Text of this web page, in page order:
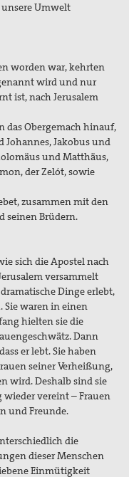
Umwelt
worden war, kehrten
wird und nur
ist, nach Jerusalem
das Obergemach hinauf,
Jakobus und
und Matthäus,
der Zelót, sowie
zusammen mit den
seinen Brüdern.
sich die Apostel nach
versammelt
Dinge erlebt,
Sie waren in einen
hielten sie die
Dann
er lebt. Sie haben
seiner Verheißung,
wird. Deshalb sind sie
vereint – Frauen
und Freunde.
die
dieser Menschen
Einmütigkeit